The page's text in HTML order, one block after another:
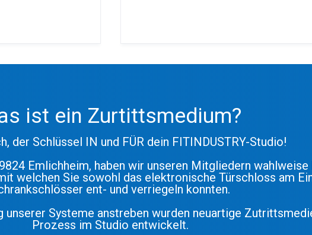
ist ein Zurtittsmedium?
der Schlüssel IN und FÜR dein FITINDUSTRY-Studio!
Emlichheim, haben wir unseren Mitgliedern wahlweise
welchen Sie sowohl das elektronische Türschloss am
ent- und verriegeln konnten.
unserer Systeme anstreben wurden neuartige
Prozess im Studio entwickelt.